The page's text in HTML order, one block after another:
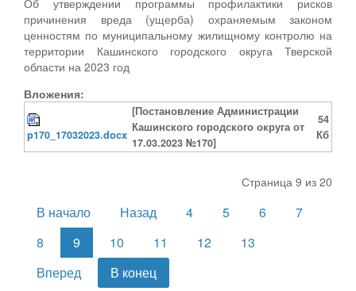
причинения вреда (ущерба) охраняемым законом
ценностям по муниципальному жилищному контролю на
территории Кашинского городского округа Тверской
области на 2023 год
Вложения:
p170_17032023.docx
[Постановление Администрации
Кашинского городского округа от
17.03.2023 №170]
54
Кб
Страница 9 из 20
В начало Назад 4 5 6
7
8
9 10 11 12
13
Вперед
В конец